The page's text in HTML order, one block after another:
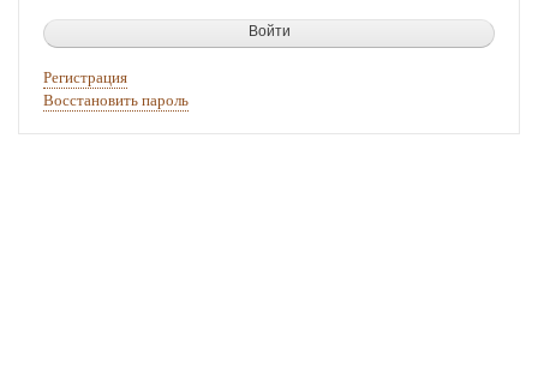
Регистрация
Восстановить пароль